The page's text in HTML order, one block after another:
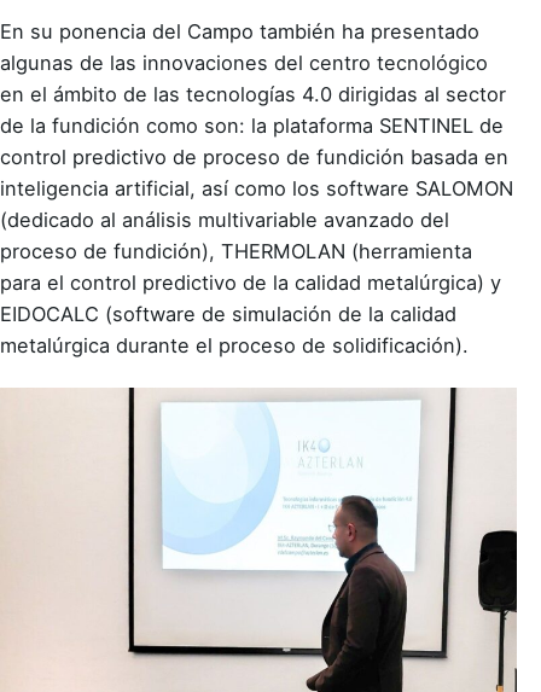
En su ponencia del Campo también ha presentado
algunas de las innovaciones del centro tecnológico
en el ámbito de las tecnologías 4.0 dirigidas al sector
de la fundición como son: la plataforma SENTINEL de
control predictivo de proceso de fundición basada en
inteligencia artificial, así como los software SALOMON
(dedicado al análisis multivariable avanzado del
proceso de fundición), THERMOLAN (herramienta
para el control predictivo de la calidad metalúrgica) y
EIDOCALC (software de simulación de la calidad
metalúrgica durante el proceso de solidificación).